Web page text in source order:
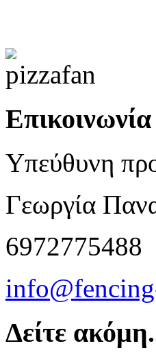
Επικοινωνία
Υπεύθυνη
Γεωργία
6972775488
Δείτε